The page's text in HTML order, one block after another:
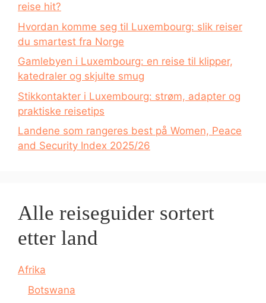
reise hit?
Hvordan komme seg til Luxembourg: slik reiser
du smartest fra Norge
Gamlebyen i Luxembourg: en reise til klipper,
katedraler og skjulte smug
Stikkontakter i Luxembourg: strøm, adapter og
praktiske reisetips
Landene som rangeres best på Women, Peace
and Security Index 2025/26
Alle reiseguider sortert
etter land
Afrika
Botswana